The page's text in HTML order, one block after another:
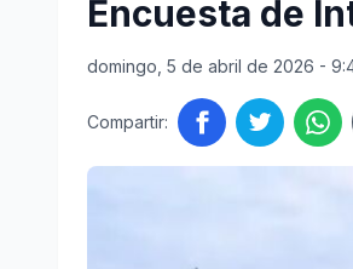
Encuesta de
domingo, 5 de abril de 2026 -
Compartir: